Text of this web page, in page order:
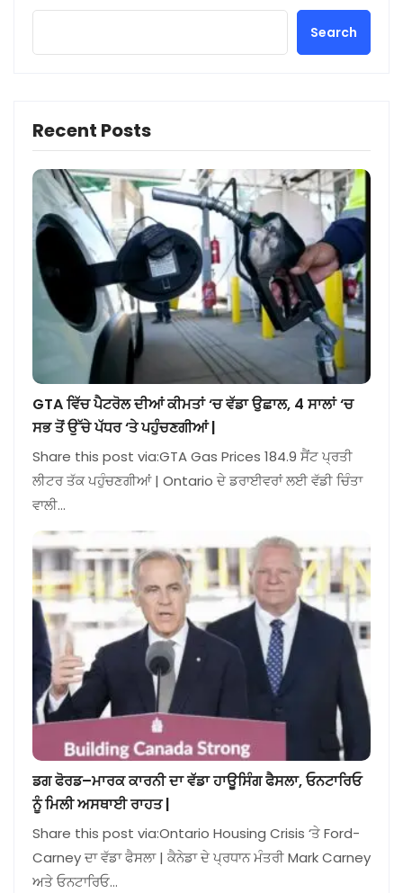
Search
Recent Posts
GTA ਵਿੱਚ ਪੈਟਰੋਲ ਦੀਆਂ ਕੀਮਤਾਂ ‘ਚ ਵੱਡਾ ਉਛਾਲ, 4 ਸਾਲਾਂ ‘ਚ
ਸਭ ਤੋਂ ਉੱਚੇ ਪੱਧਰ ‘ਤੇ ਪਹੁੰਚਣਗੀਆਂ |
Share this post via:GTA Gas Prices 184.9 ਸੈਂਟ ਪ੍ਰਤੀ
ਲੀਟਰ ਤੱਕ ਪਹੁੰਚਣਗੀਆਂ | Ontario ਦੇ ਡਰਾਈਵਰਾਂ ਲਈ ਵੱਡੀ ਚਿੰਤਾ
ਵਾਲੀ…
ਡਗ ਫੋਰਡ–ਮਾਰਕ ਕਾਰਨੀ ਦਾ ਵੱਡਾ ਹਾਊਸਿੰਗ ਫੈਸਲਾ, ਓਨਟਾਰਿਓ
ਨੂੰ ਮਿਲੀ ਅਸਥਾਈ ਰਾਹਤ |
Share this post via:Ontario Housing Crisis ‘ਤੇ Ford-
Carney ਦਾ ਵੱਡਾ ਫੈਸਲਾ | ਕੈਨੇਡਾ ਦੇ ਪ੍ਰਧਾਨ ਮੰਤਰੀ Mark Carney
ਅਤੇ ਓਨਟਾਰਿਓ…